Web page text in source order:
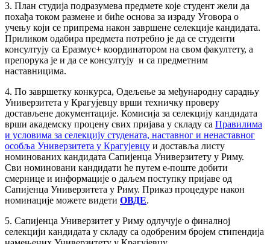
3. План студија подразумева предмете које студент жели да
похађа током размене и биће основа за израду Уговора о
учењу који се припрема након завршене селекције кандидата.
Приликом одабира предмета потребно је да се студенти
консултују са Еразмус+ координатором на свом факултету, а
препорука је и да се консултују и са предметним
наставницима.
4. По завршетку конкурса, Одељење за међународну сарадњу
Универзитета у Крагујевцу врши техничку проверу
достављене документације. Комисија за селекцију кандидата
врши академску процену свих пријава у складу са Правилима
и условима за селекцију студената, наставног и ненаставног
особља Универзитета у Крагујевцу и доставља листу
номинованих кандидата Сапијенца Универзитету у Риму.
Сви номиновани кандидати ће путем е-поште добити
смернице и информације о даљем поступку пријаве од
Сапијенца Универзитета у Риму. Приказ процедуре након
номинације можете видети ОВДЕ.
5. Сапијенца Универзитет у Риму одлучује о финалној
селекцији кандидата у складу са одобреним бројем стипендија